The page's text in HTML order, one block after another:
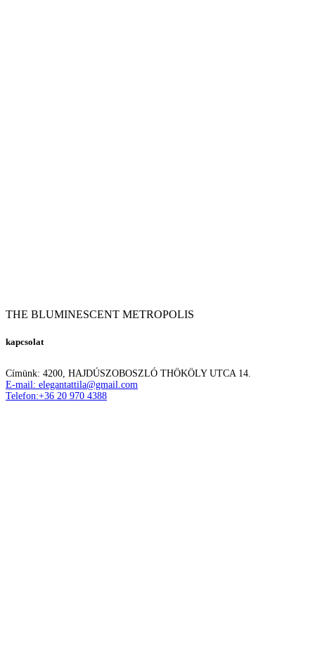
THE BLUMINESCENT METROPOLIS
kapcsolat
Címünk: 4200, HAJDÚSZOBOSZLÓ THÖKÖLY UTCA 14.
E-mail: elegantattila@gmail.com
Telefon:+36 20 970 4388